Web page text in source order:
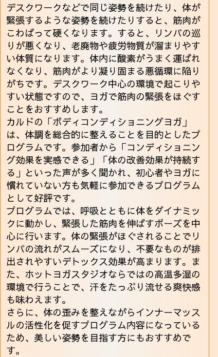
デスクワークなどで同じ姿勢を続けたり、体が
緊張するような姿勢を続けたりすると、筋肉が
こわばって硬くなります。すると、リンパの巡
りが悪くなり、老廃物や疲労物質が溜まりやす
い体質になります。体内に酸素がうまく運ばれ
なくなり、筋肉がより凝り固まる悪循環に陥り
がちです。デスクワーク中心の環境で起こりや
すい状態ですので、ヨガで筋肉の緊張をほぐす
ことをおすすめします。
カルドの「ボディコンディショニングヨガ」
は、体調を総合的に整えることを目的としたプ
ログラムです。参加者から「コンディショニン
グ効果を実感できる」「体の改善効果が持続す
る」といった声が多く聞かれ、初心者やヨガに
慣れていない方も気軽に参加できるプログラム
として好評です。
プログラムでは、呼吸とともに体をダイナミッ
クに動かし、緊張した筋肉を伸ばすポーズを中
心に行います。体の緊張がほぐされることでリ
ンパの流れがスムーズになり、不要なものが排
出されやすいデトックス効果が高まります。ま
た、ホットヨガスタジオならではの高温多湿の
環境で行うことで、汗をたっぷり流せる爽快感
も味わえます。
さらに、体の歪みを整えながらインナーマッス
ルの活性化を促すプログラム内容になっている
ため、美しい姿勢を目指す方にもおすすめで
す。